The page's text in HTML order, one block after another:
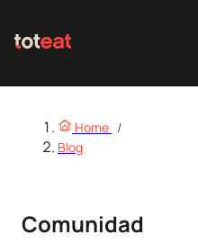
Home /
Blog
Comunidad